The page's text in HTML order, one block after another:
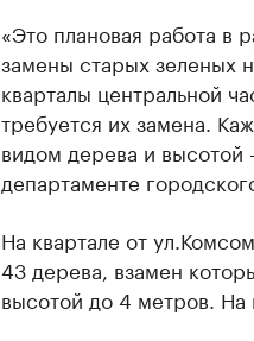
«Это плановая работа в
замены старых зеленых
кварталы центральной
требуется их замена.
видом дерева и
департаменте
На квартале от
43 дерева, взамен
высотой до 4 метров. На